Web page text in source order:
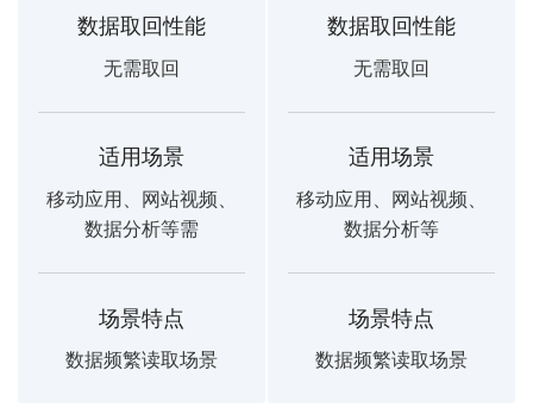
数据取回性能
无需取回
数据取回性能
无需取回
适用场景
移动应用、网站视频、
数据分析等需
适用场景
移动应用、网站视频、
数据分析等
场景特点
数据频繁读取场景
场景特点
数据频繁读取场景